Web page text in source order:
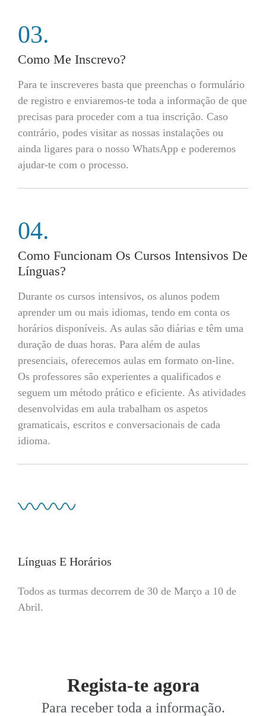
03.
Como Me Inscrevo?
Para te inscreveres basta que preenchas o formulário
de registro e enviaremos-te toda a informação de que
precisas para proceder com a tua inscrição. Caso
contrário, podes visitar as nossas instalações ou
ainda ligares para o nosso WhatsApp e poderemos
ajudar-te com o processo.
04.
Como Funcionam Os Cursos Intensivos De
Línguas?
Durante os cursos intensivos, os alunos podem
aprender um ou mais idiomas, tendo em conta os
horários disponíveis. As aulas são diárias e têm uma
duração de duas horas. Para além de aulas
presenciais, oferecemos aulas em formato on-line.
Os professores são experientes a qualificados e
seguem um método prático e eficiente. As atividades
desenvolvidas em aula trabalham os aspetos
gramaticais, escritos e conversacionais de cada
idioma.
Línguas E Horários
Todos as turmas decorrem de 30 de Março a 10 de
Abril.
Regista-te agora
Para receber toda a informação.